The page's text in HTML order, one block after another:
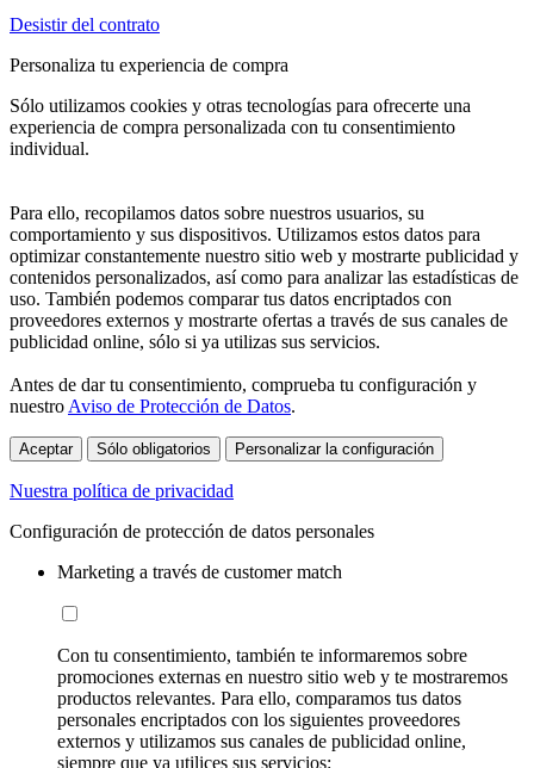
Desistir del contrato
Personaliza tu experiencia de compra
Sólo utilizamos cookies y otras tecnologías para ofrecerte una
experiencia de compra personalizada con tu consentimiento
individual.
Para ello, recopilamos datos sobre nuestros usuarios, su
comportamiento y sus dispositivos. Utilizamos estos datos para
optimizar constantemente nuestro sitio web y mostrarte publicidad y
contenidos personalizados, así como para analizar las estadísticas de
uso. También podemos comparar tus datos encriptados con
proveedores externos y mostrarte ofertas a través de sus canales de
publicidad online, sólo si ya utilizas sus servicios.
Antes de dar tu consentimiento, comprueba tu configuración y
nuestro Aviso de Protección de Datos.
Aceptar Sólo obligatorios Personalizar la configuración
Nuestra política de privacidad
Configuración de protección de datos personales
Marketing a través de customer match
Con tu consentimiento, también te informaremos sobre
promociones externas en nuestro sitio web y te mostraremos
productos relevantes. Para ello, comparamos tus datos
personales encriptados con los siguientes proveedores
externos y utilizamos sus canales de publicidad online,
siempre que ya utilices sus servicios: